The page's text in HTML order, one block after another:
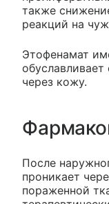
также
реакций на
Этофенамат
через кожу.
После
проникает
пораженной